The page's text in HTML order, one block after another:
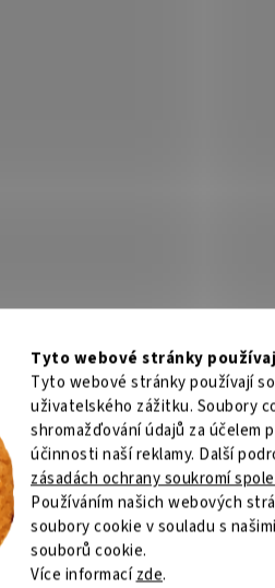
Tyto webové stránky
Tyto webové stránky používají
uživatelského zážitku. Soubory
shromažďování údajů za účelem
účinnosti naší reklamy. Další
zásadách ochrany soukromí
Používáním našich webových
soubory cookie v souladu s
souborů cookie.
Více informacízde.